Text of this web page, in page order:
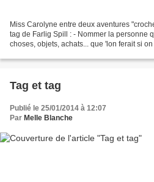
Miss Carolyne entre deux aventures
tag de Farlig Spill : - Nommer la personne
choses, objets, achats... que 'lon ferait si
Tag et tag
Publié le 25/01/2014 à 12:07
Par Melle Blanche